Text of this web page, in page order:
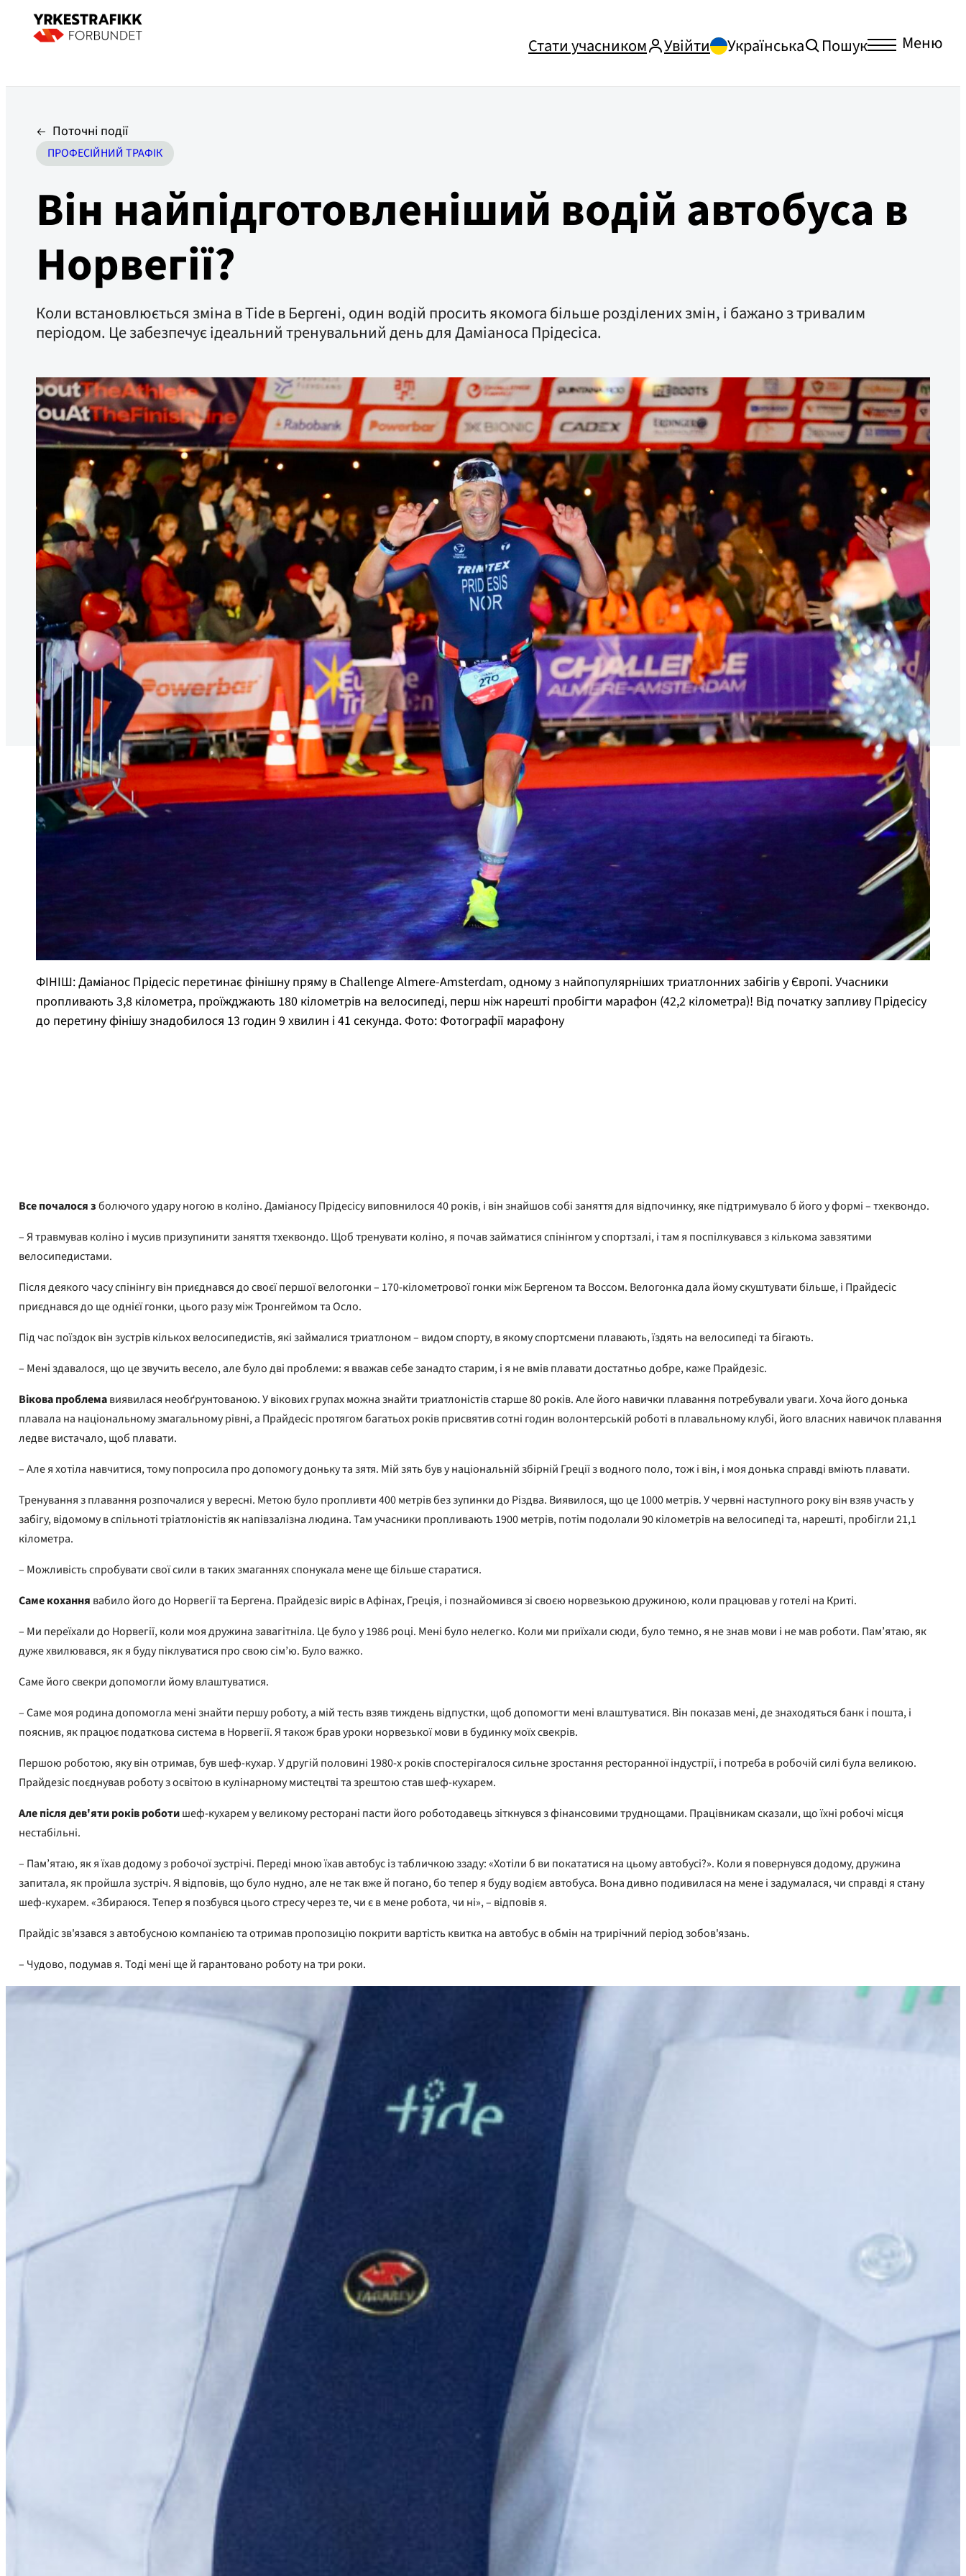
Стати учасником Увійти Українська Пошук Меню
Поточні події
ПРОФЕСІЙНИЙ ТРАФІК
Він найпідготовленіший водій автобуса в
Норвегії?
Коли встановлюється зміна в Tide в Бергені, один водій просить якомога більше розділених змін, і бажано з тривалим
періодом. Це забезпечує ідеальний тренувальний день для Даміаноса Прідесіса.
ФІНІШ: Даміанос Прідесіс перетинає фінішну пряму в Challenge Almere-Amsterdam, одному з найпопулярніших триатлонних забігів у Європі. Учасники
пропливають 3,8 кілометра, проїжджають 180 кілометрів на велосипеді, перш ніж нарешті пробігти марафон (42,2 кілометра)! Від початку запливу Прідесісу
до перетину фінішу знадобилося 13 годин 9 хвилин і 41 секунда. Фото: Фотографії марафону
Все почалося зболючого удару ногою в коліно. Даміаносу Прідесісу виповнилося 40 років, і він знайшов собі заняття для відпочинку, яке підтримувало б його у формі – тхеквондо.
– Я травмував коліно і мусив призупинити заняття тхеквондо. Щоб тренувати коліно, я почав займатися спінінгом у спортзалі, і там я поспілкувався з кількома завзятими
велосипедистами.
Після деякого часу спінінгу він приєднався до своєї першої велогонки – 170-кілометрової гонки між Бергеном та Воссом. Велогонка дала йому скуштувати більше, і Прайдесіс
приєднався до ще однієї гонки, цього разу між Тронгеймом та Осло.
Під час поїздок він зустрів кількох велосипедистів, які займалися триатлоном – видом спорту, в якому спортсмени плавають, їздять на велосипеді та бігають.
– Мені здавалося, що це звучить весело, але було дві проблеми: я вважав себе занадто старим, і я не вмів плавати достатньо добре, каже Прайдезіс.
Вікова проблемавиявилася необґрунтованою. У вікових групах можна знайти триатлоністів старше 80 років. Але його навички плавання потребували уваги. Хоча його донька
плавала на національному змагальному рівні, а Прайдесіс протягом багатьох років присвятив сотні годин волонтерській роботі в плавальному клубі, його власних навичок плавання
ледве вистачало, щоб плавати.
– Але я хотіла навчитися, тому попросила про допомогу доньку та зятя. Мій зять був у національній збірній Греції з водного поло, тож і він, і моя донька справді вміють плавати.
Тренування з плавання розпочалися у вересні. Метою було пропливти 400 метрів без зупинки до Різдва. Виявилося, що це 1000 метрів. У червні наступного року він взяв участь у
забігу, відомому в спільноті тріатлоністів як напівзалізна людина. Там учасники пропливають 1900 метрів, потім подолали 90 кілометрів на велосипеді та, нарешті, пробігли 21,1
кілометра.
– Можливість спробувати свої сили в таких змаганнях спонукала мене ще більше старатися.
Саме кохання вабило його до Норвегії та Бергена. Прайдезіс виріс в Афінах, Греція, і познайомився зі своєю норвезькою дружиною, коли працював у готелі на Криті.
– Ми переїхали до Норвегії, коли моя дружина завагітніла. Це було у 1986 році. Мені було нелегко. Коли ми приїхали сюди, було темно, я не знав мови і не мав роботи. Пам’ятаю, як
дуже хвилювався, як я буду піклуватися про свою сім’ю. Було важко.
Саме його свекри допомогли йому влаштуватися.
– Саме моя родина допомогла мені знайти першу роботу, а мій тесть взяв тиждень відпустки, щоб допомогти мені влаштуватися. Він показав мені, де знаходяться банк і пошта, і
пояснив, як працює податкова система в Норвегії. Я також брав уроки норвезької мови в будинку моїх свекрів.
Першою роботою, яку він отримав, був шеф-кухар. У другій половині 1980-х років спостерігалося сильне зростання ресторанної індустрії, і потреба в робочій силі була великою.
Прайдезіс поєднував роботу з освітою в кулінарному мистецтві та зрештою став шеф-кухарем.
Але після дев'яти років роботишеф-кухарем у великому ресторані пасти його роботодавець зіткнувся з фінансовими труднощами. Працівникам сказали, що їхні робочі місця
нестабільні.
– Пам’ятаю, як я їхав додому з робочої зустрічі. Переді мною їхав автобус із табличкою ззаду: «Хотіли б ви покататися на цьому автобусі?». Коли я повернувся додому, дружина
запитала, як пройшла зустріч. Я відповів, що було нудно, але не так вже й погано, бо тепер я буду водієм автобуса. Вона дивно подивилася на мене і задумалася, чи справді я стану
шеф-кухарем. «Збираюся. Тепер я позбувся цього стресу через те, чи є в мене робота, чи ні», – відповів я.
Прайдіс зв'язався з автобусною компанією та отримав пропозицію покрити вартість квитка на автобус в обмін на трирічний період зобов'язань.
– Чудово, подумав я. Тоді мені ще й гарантовано роботу на три роки.